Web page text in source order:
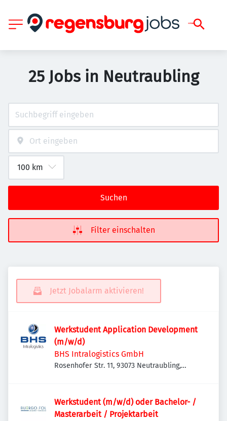
25 Jobs in Neutraubling
Suchen
Filter einschalten
Jetzt Jobalarm aktivieren!
Werkstudent Application Development
(m/w/d)
BHS Intralogistics GmbH
Rosenhofer Str. 11, 93073 Neutraubling,
Werkstudent (m/w/d) oder Bachelor- /
Masterarbeit / Projektarbeit